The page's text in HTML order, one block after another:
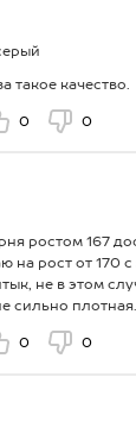
такое качество.
0 0
ростом 167
на рост от 170 с
не в этом
сильно плотная.
0 0